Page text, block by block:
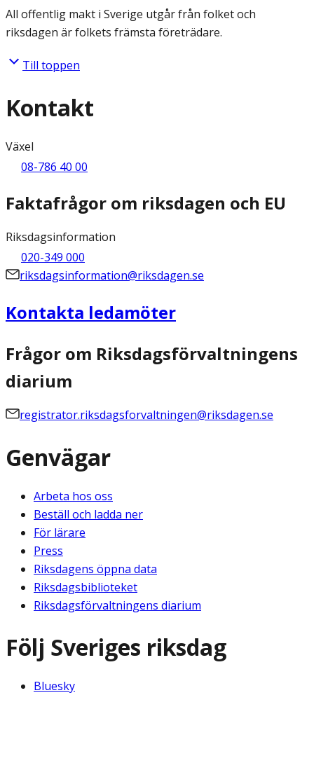
All offentlig makt i Sverige utgår från folket och
riksdagen är folkets främsta företrädare.
Till toppen
Kontakt
Växel
08-786 40 00
Faktafrågor om riksdagen och EU
Riksdagsinformation
020-349 000
riksdagsinformation@riksdagen.se
Kontakta ledamöter
Frågor om Riksdagsförvaltningens
diarium
registrator.riksdagsforvaltningen@riksdagen.se
Genvägar
Arbeta hos oss
Beställ och ladda ner
För lärare
Press
Riksdagens öppna data
Riksdagsbiblioteket
Riksdagsförvaltningens diarium
Följ Sveriges riksdag
Bluesky